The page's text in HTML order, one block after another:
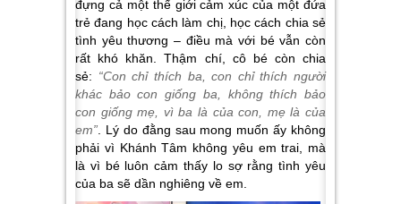
đựng cả một thế giới cảm xúc của một đứa
trẻ đang học cách làm chị, học cách chia sẻ
tình yêu thương – điều mà với bé vẫn còn
rất khó khăn. Thậm chí, cô bé còn chia
sẻ: “Con chỉ thích ba, con chỉ thích người
khác bảo con giống ba, không thích bảo
con giống mẹ, vì ba là của con, mẹ là của
em” . Lý do đằng sau mong muốn ấy không
phải vì Khánh Tâm không yêu em trai, mà
là vì bé luôn cảm thấy lo sợ rằng tình yêu
của ba sẽ dần nghiêng về em.